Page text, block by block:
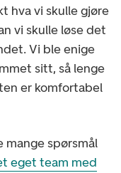
hva vi skulle gjøre
vi skulle løse det
Vi ble enige
sitt, så lenge
er komfortabel
mange spørsmål
eget team med